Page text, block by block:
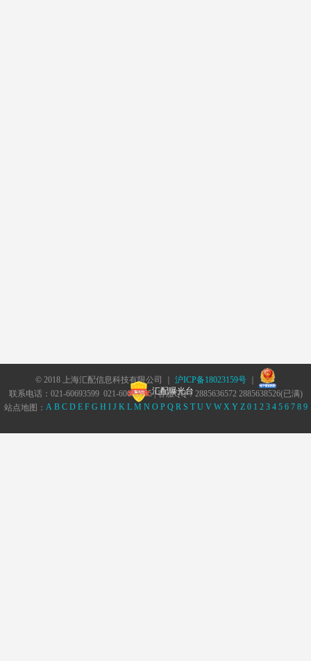
© 2018 上海汇配信息科技有限公司 ｜ 沪ICP备18023159号｜
汇配曝光台
联系电话：021-60693599 021-60693555 | 客服QQ：2885636572 2885638526(已满)
站点地图： A B C D E F G H I J K L M N O P Q R S T U V W X Y Z 0 1 2 3 4 5 6 7 8 9